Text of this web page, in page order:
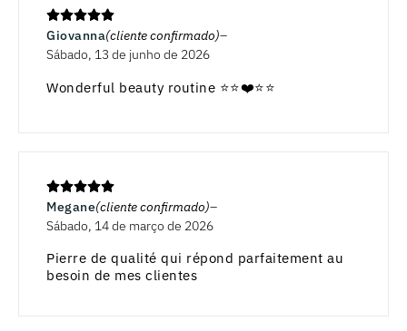
Giovanna(cliente confirmado)
Sábado, 13 de junho de 2026
Wonderful beauty routine ⭐️⭐️❤️⭐️⭐️
Megane(cliente confirmado)
Sábado, 14 de março de 2026
Pierre de qualité qui répond parfaitement au
besoin de mes clientes